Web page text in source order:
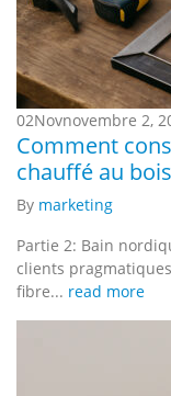
02Novnovembre 2,
Comment
chauffé au
By marketing
Partie 2: Bain
clients
fibre... read more